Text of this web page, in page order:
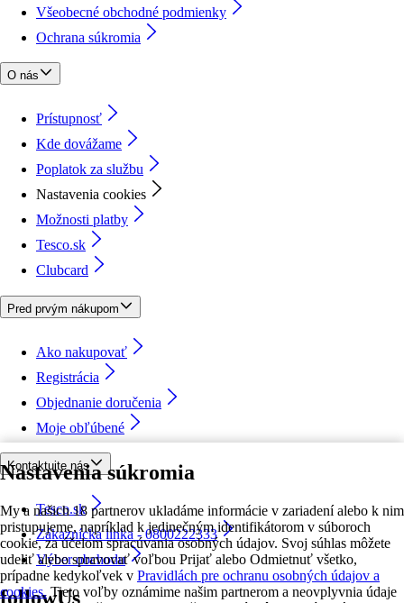
Nastavenia súkromia
My a našich 18 partnerov ukladáme informácie v zariadení alebo k nim
pristupujeme, napríklad k jedinečným identifikátorom v súboroch
cookie, za účelom spracúvania osobných údajov. Svoj súhlas môžete
udeliť alebo spravovať voľbou Prijať alebo Odmietnuť všetko,
prípadne kedykoľvek v Pravidlách pre ochranu osobných údajov a
cookies. Tieto voľby oznámime našim partnerom a neovplyvnia údaje
Všeobecné obchodné podmienky
Ochrana súkromia
O nás
Prístupnosť
Kde dovážame
Poplatok za službu
Nastavenia cookies
Možnosti platby
Tesco.sk
Clubcard
Pred prvým nákupom
Ako nakupovať
Registrácia
Objednanie doručenia
Moje obľúbené
Kontaktujte nás
Tesco.sk
Zákaznícka linka - 0800222333
Výber obchodu
followUs